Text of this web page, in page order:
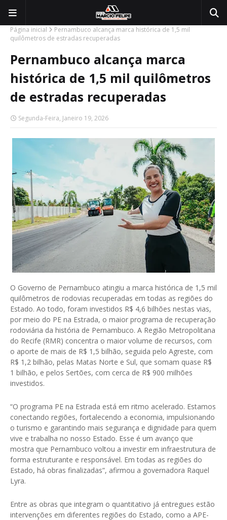
Página inicial
Pernambuco alcança marca histórica de 1,5 mil
quilômetros de estradas recuperadas
Pernambuco alcança marca
histórica de 1,5 mil quilômetros
de estradas recuperadas
Segunda-Feira, Janeiro 19, 2026
O Governo de Pernambuco atingiu a marca histórica de 1,5 mil
quilômetros de rodovias recuperadas em todas as regiões do
Estado. Ao todo, foram investidos R$ 4,6 bilhões nestas vias,
por meio do PE na Estrada, o maior programa de recuperação
rodoviária da história de Pernambuco. A Região Metropolitana
do Recife (RMR) concentra o maior volume de recursos, com
o aporte de mais de R$ 1,5 bilhão, seguida pelo Agreste, com
R$ 1,2 bilhão, pelas Matas Norte e Sul, que somam quase R$
1 bilhão, e pelos Sertões, com cerca de R$ 900 milhões
investidos.
“O programa PE na Estrada está em ritmo acelerado. Estamos
conectando regiões, fortalecendo a economia, impulsionando
o turismo e garantindo mais segurança e dignidade para quem
vive e trabalha no nosso Estado. Esse é um avanço que
mostra que Pernambuco voltou a investir em infraestrutura de
forma estruturante e responsável. Em todas as regiões do
Estado, há obras finalizadas”, afirmou a governadora Raquel
Lyra.
Entre as obras que integram o quantitativo já entregues estão
intervenções em diferentes regiões do Estado, como a APE-